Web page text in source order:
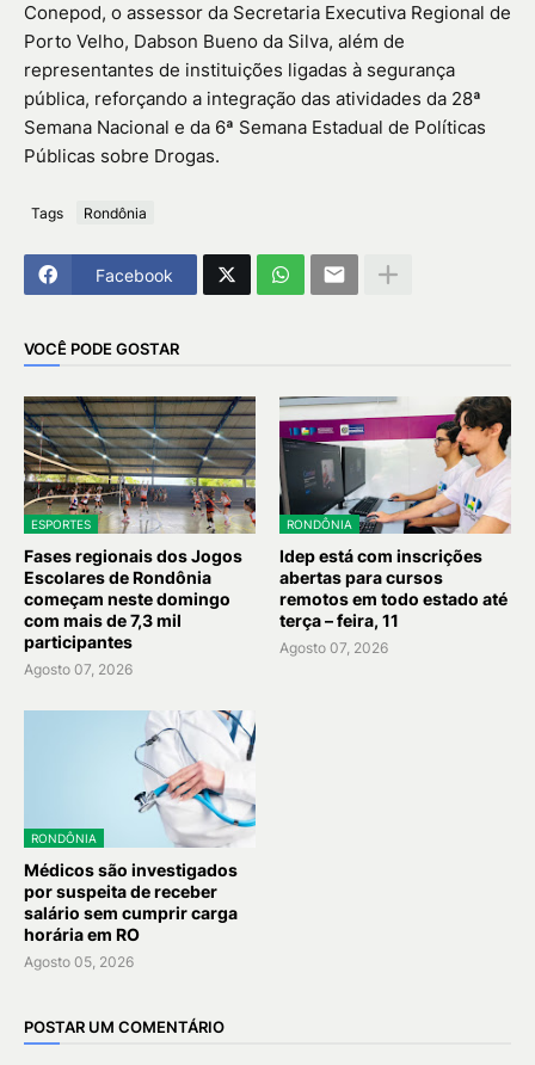
Conepod, o assessor da Secretaria Executiva Regional de
Porto Velho, Dabson Bueno da Silva, além de
representantes de instituições ligadas à segurança
pública, reforçando a integração das atividades da 28ª
Semana Nacional e da 6ª Semana Estadual de Políticas
Públicas sobre Drogas.
Tags Rondônia
Facebook
VOCÊ PODE GOSTAR
ESPORTES
Fases regionais dos Jogos
Escolares de Rondônia
começam neste domingo
com mais de 7,3 mil
participantes
Agosto 07, 2026
RONDÔNIA
Idep está com inscrições
abertas para cursos
remotos em todo estado até
terça – feira, 11
Agosto 07, 2026
RONDÔNIA
Médicos são investigados
por suspeita de receber
salário sem cumprir carga
horária em RO
Agosto 05, 2026
POSTAR UM COMENTÁRIO